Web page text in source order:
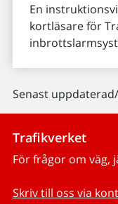
En
kortläsare för
Senast
Trafikverket
För frågor om väg,
Skriv till oss via